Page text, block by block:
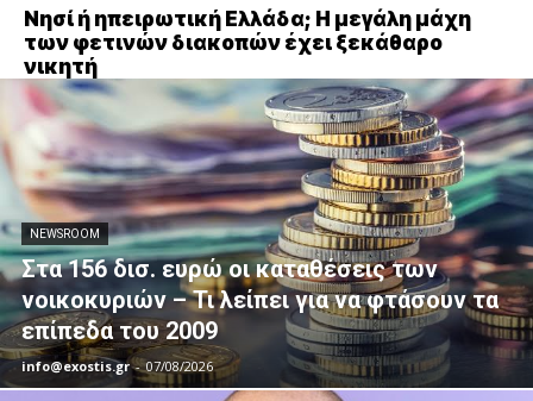
Νησί ή ηπειρωτική Ελλάδα; Η μεγάλη μάχη
των φετινών διακοπών έχει ξεκάθαρο
νικητή
NEWSROOM
Στα 156 δισ. ευρώ οι καταθέσεις των
νοικοκυριών – Τι λείπει για να φτάσουν τα
επίπεδα του 2009
info@exostis.gr - 07/08/2026